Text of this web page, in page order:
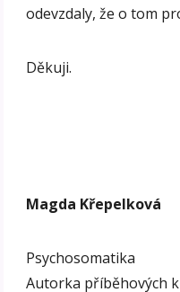
odevzdaly, že o tom
Děkuji.
Magda Křepelková
Psychosomatika
Autorka příběhových